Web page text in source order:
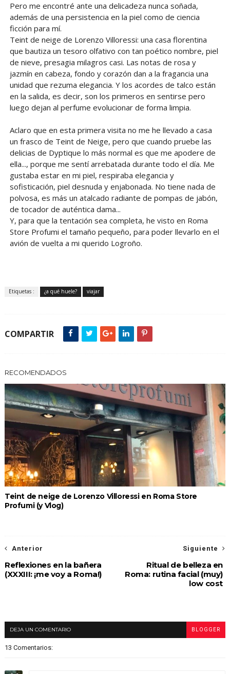
Pero me encontré ante una delicadeza nunca soñada,
además de una persistencia en la piel como de ciencia
ficción para mí.
Teint de neige de Lorenzo Villoressi: una casa florentina
que bautiza un tesoro olfativo con tan poético nombre, piel
de nieve, presagia milagros casi. Las notas de rosa y
jazmín en cabeza, fondo y corazón dan a la fragancia una
unidad que rezuma elegancia. Y los acordes de talco están
en la salida, es decir, son los primeros en sentirse pero
luego dejan al perfume evolucionar de forma limpia.
Aclaro que en esta primera visita no me he llevado a casa
un frasco de Teint de Neige, pero que cuando pruebe las
delicias de Dyptique lo más normal es que me apodere de
ella..., porque me sentí arrebatada durante todo el día. Me
gustaba estar en mi piel, respiraba elegancia y
sofisticación, piel desnuda y enjabonada. No tiene nada de
polvosa, es más un atalcado radiante de pompas de jabón,
de tocador de auténtica dama...
Y, para que la tentación sea completa, he visto en Roma
Store Profumi el tamaño pequeño, para poder llevarlo en el
avión de vuelta a mi querido Logroño.
Etiquetas : ¿a qué huele? viajar
COMPARTIR
RECOMENDADOS
Teint de neige de Lorenzo Villoressi en Roma Store
Profumi (y Vlog)
Siguiente
Ritual de belleza en
Roma: rutina facial (muy)
low cost
Anterior
Reflexiones en la bañera
(XXXIII: ¡me voy a Roma!)
DEJA UN COMENTARIO BLOGGER
13 Comentarios: